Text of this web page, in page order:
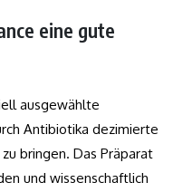
eine gute
ausgewählte
Antibiotika dezimierte
bringen. Das Präparat
und wissenschaftlich